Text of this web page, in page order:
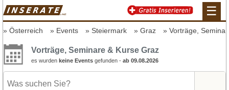
☰
Österreich Events Steiermark Graz Vorträge,
Vorträge, Seminare & Kurse Graz
es wurden keine Events gefunden - ab 09.08.2026